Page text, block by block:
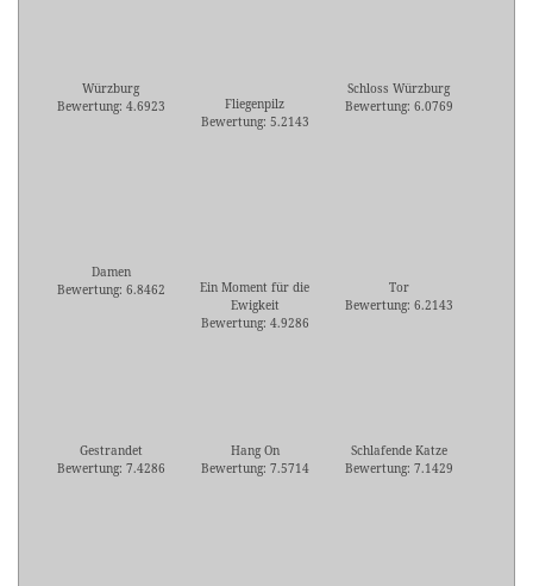
Würzburg
Bewertung: 4.6923
Fliegenpilz
Bewertung: 5.2143
Schloss Würzburg
Bewertung: 6.0769
Damen
Bewertung: 6.8462
Ein Moment für die
Ewigkeit
Bewertung: 4.9286
Tor
Bewertung: 6.2143
Gestrandet
Bewertung: 7.4286
Hang On
Bewertung: 7.5714
Schlafende Katze
Bewertung: 7.1429